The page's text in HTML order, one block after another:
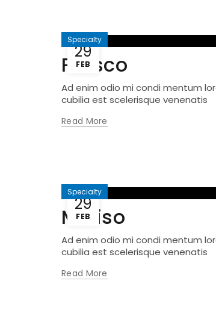
29
FEB
Specialty
Petsco
Ad enim odio mi condi mentum
cubilia est scelerisque venenatis
Read More
29
FEB
Specialty
Miniso
Ad enim odio mi condi mentum
cubilia est scelerisque venenatis
Read More